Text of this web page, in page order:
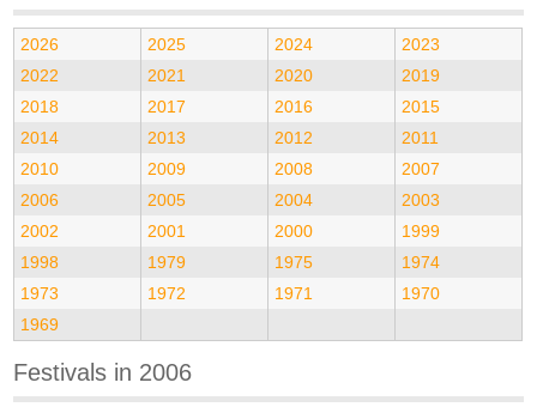
2026 2025 2024
2023
2022
2021 2020
2019
2018
2017 2016
2015
2014
2013 2012
2011
2010
2009 2008
2007
2006
2005 2004
2003
2002
2001 2000
1999
1998
1979 1975
1974
1973
1972 1971
1970
1969
Festivals in 2006